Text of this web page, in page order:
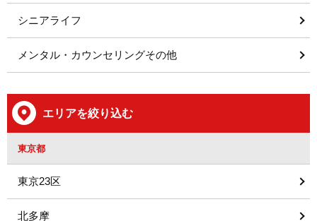
シニアライフ
メンタル・カウンセリングその他
エリアを絞り込む
東京都
東京23区
北多摩